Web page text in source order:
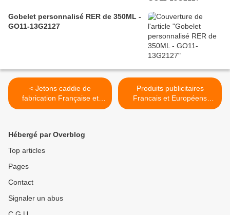
Gobelet personnalisé RER de 350ML -
GO11-13G2127
< Jetons caddie de
fabrication Française et
Européenne - Collection
Produits publicitaires
Francais et Européens
GOVA >
Hébergé par Overblog
Top articles
Pages
Contact
Signaler un abus